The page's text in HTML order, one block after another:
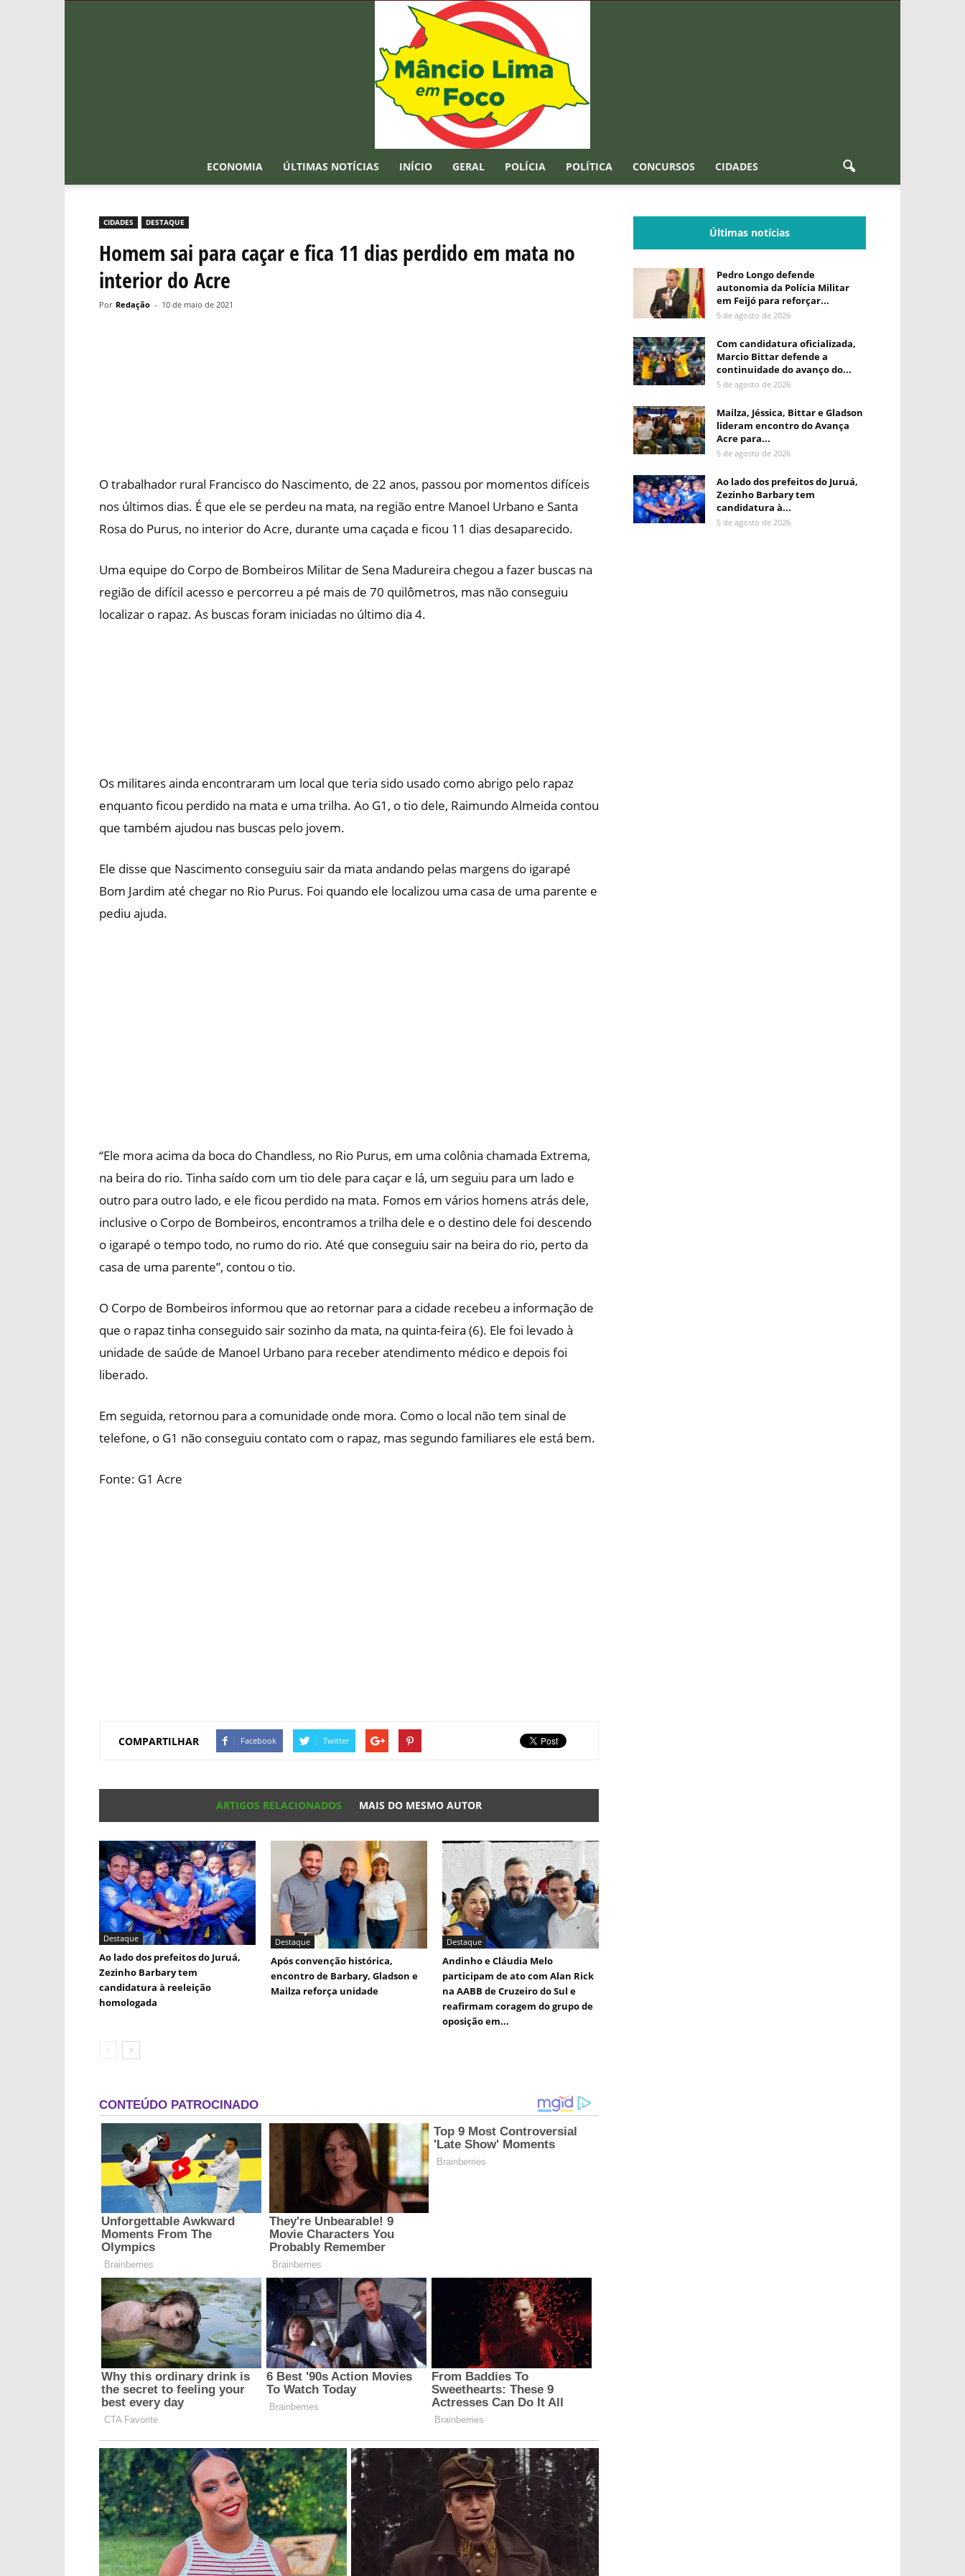
ECONOMIA ÚLTIMAS NOTÍCIAS INÍCIO GERAL POLÍCIA POLÍTICA CONCURSOS CIDADES
CIDADES DESTAQUE
Homem sai para caçar e fica 11 dias perdido em mata no
interior do Acre
Por Redação - 10 de maio de 2021
O trabalhador rural Francisco do Nascimento, de 22 anos, passou por momentos difíceis
nos últimos dias. É que ele se perdeu na mata, na região entre Manoel Urbano e Santa
Rosa do Purus, no interior do Acre, durante uma caçada e ficou 11 dias desaparecido.
Uma equipe do Corpo de Bombeiros Militar de Sena Madureira chegou a fazer buscas na
região de difícil acesso e percorreu a pé mais de 70 quilômetros, mas não conseguiu
localizar o rapaz. As buscas foram iniciadas no último dia 4.
Os militares ainda encontraram um local que teria sido usado como abrigo pelo rapaz
enquanto ficou perdido na mata e uma trilha. Ao G1, o tio dele, Raimundo Almeida contou
que também ajudou nas buscas pelo jovem.
Ele disse que Nascimento conseguiu sair da mata andando pelas margens do igarapé
Bom Jardim até chegar no Rio Purus. Foi quando ele localizou uma casa de uma parente e
pediu ajuda.
“Ele mora acima da boca do Chandless, no Rio Purus, em uma colônia chamada Extrema,
na beira do rio. Tinha saído com um tio dele para caçar e lá, um seguiu para um lado e
outro para outro lado, e ele ficou perdido na mata. Fomos em vários homens atrás dele,
inclusive o Corpo de Bombeiros, encontramos a trilha dele e o destino dele foi descendo
o igarapé o tempo todo, no rumo do rio. Até que conseguiu sair na beira do rio, perto da
casa de uma parente”, contou o tio.
O Corpo de Bombeiros informou que ao retornar para a cidade recebeu a informação de
que o rapaz tinha conseguido sair sozinho da mata, na quinta-feira (6). Ele foi levado à
unidade de saúde de Manoel Urbano para receber atendimento médico e depois foi
liberado.
Em seguida, retornou para a comunidade onde mora. Como o local não tem sinal de
telefone, o G1 não conseguiu contato com o rapaz, mas segundo familiares ele está bem.
Fonte: G1 Acre
COMPARTILHAR Facebook Twitter
ARTIGOS RELACIONADOS MAIS DO MESMO AUTOR
Destaque
Ao lado dos prefeitos do Juruá,
Zezinho Barbary tem
candidatura à reeleição
homologada
Destaque
Após convenção histórica,
encontro de Barbary, Gladson e
Mailza reforça unidade
Destaque
Andinho e Cláudia Melo
participam de ato com Alan Rick
na AABB de Cruzeiro do Sul e
reafirmam coragem do grupo de
oposição em...
Últimas notícias
Pedro Longo defende
autonomia da Polícia Militar
em Feijó para reforçar...
5 de agosto de 2026
Com candidatura oficializada,
Marcio Bittar defende a
continuidade do avanço do...
5 de agosto de 2026
Mailza, Jéssica, Bittar e Gladson
lideram encontro do Avança
Acre para...
5 de agosto de 2026
Ao lado dos prefeitos do Juruá,
Zezinho Barbary tem
candidatura à...
5 de agosto de 2026